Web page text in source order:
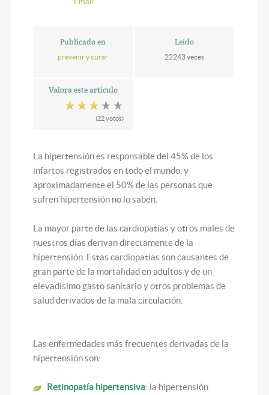
Publicado en
prevenir y curar
Leído
22243 veces
Valora este artículo
(22 votos)
La hipertensión es responsable del 45% de los
infartos registrados en todo el mundo, y
aproximadamente el 50% de las personas que
sufren hipertensión no lo saben.
La mayor parte de las cardiopatías y otros males de
nuestros días derivan directamente de la
hipertensión. Estas cardiopatías son causantes de
gran parte de la mortalidad en adultos y de un
elevadísimo gasto sanitario y otros problemas de
salud derivados de la mala circulación.
Las enfermedades más frecuentes derivadas de la
hipertensión son:
Retinopatía hipertensiva: la hipertensión